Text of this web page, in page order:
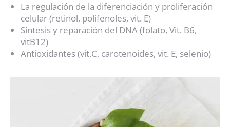
La regulación de la diferenciación y proliferación
celular (retinol, polifenoles, vit. E)
Síntesis y reparación del DNA (folato, Vit. B6,
vitB12)
Antioxidantes (vit.C, carotenoides, vit. E, selenio)